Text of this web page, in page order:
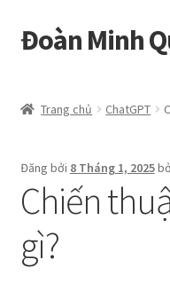
Đi
đến
hướng
Chuyển
đến
dung
Đoàn Minh
Cửa hàng
Hồ sơ năng lực
Liên hệ
Trang chủ ChatGPT
Đăng bởi 8 Tháng 1, 2025
Chiến
gì?